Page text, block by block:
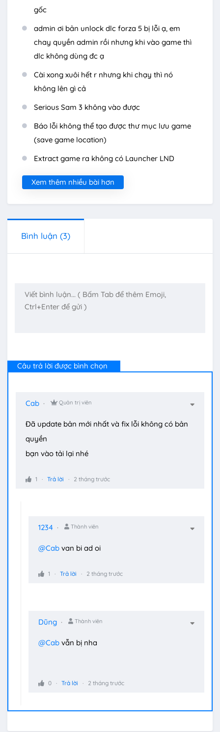
gốc
admin ơi bản unlock dlc forza 5 bị lỗi ạ, em
chay quyền admin rồi nhưng khi vào game thì
dlc không dùng đc ạ
Cài xong xuôi hết r nhưng khi chạy thì nó
không lên gì cả
Serious Sam 3 không vào được
Báo lỗi không thể tạo được thư mục lưu game
(save game location)
Extract game ra không có Launcher LND
Xem thêm nhiều bài hơn
Bình luận (3)
Câu trả lời được bình chọn
Cab Quản trị viên
Đã update bản mới nhất và fix lỗi không có bản
quyền
bạn vào tải lại nhé
1 Trả lời 2 tháng trước
1234 Thành viên
@Cab van bi ad oi
1 Trả lời 2 tháng trước
Dũng Thành viên
@Cab vẫn bị nha
0 Trả lời 2 tháng trước